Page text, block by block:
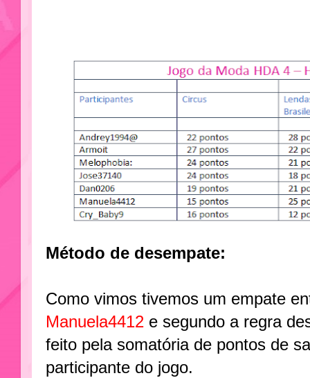
Método de desempate:
Como vimos tivemos um empate
Manuela4412 e segundo a regra
feito pela somatória de pontos de
participante do jogo.